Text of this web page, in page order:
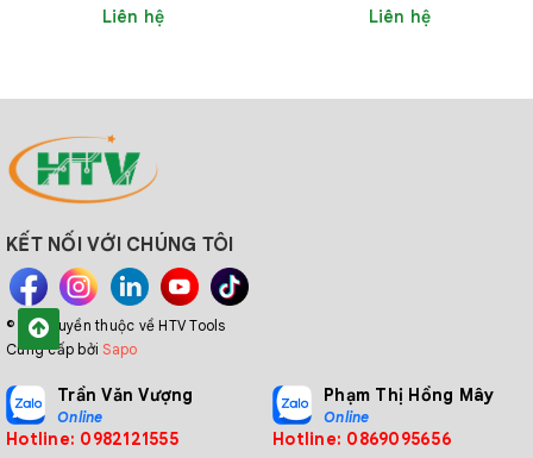
4. Kích thước của máy vặn vít
Liên hệ
Liên hệ
KẾT NỐI VỚI CHÚNG TÔI
© Bản quyền thuộc về HTV Tools
Cung cấp bởiSapo
Trần Văn Vượng
Online
Hotline: 0982121555
Phạm Thị Hồng Mây
Online
Hotline: 0869095656